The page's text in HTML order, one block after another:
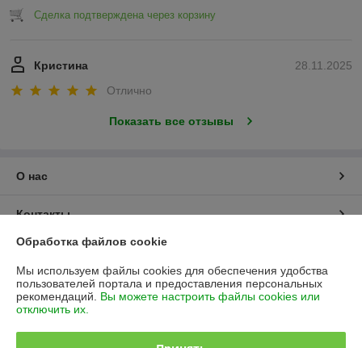
Сделка подтверждена через корзину
28.11.2025
Кристина
Отлично
Показать все отзывы
О нас
Контакты
Доставка и оплата
График работы
Обработка файлов cookie
Мы используем файлы cookies для обеспечения удобства
пользователей портала и предоставления персональных
рекомендаций. Вы можете настроить файлы cookies или
отключить их.